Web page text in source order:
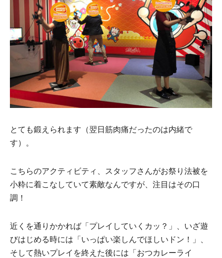
とても鍛えられます（翌日筋肉痛だったのは内緒で
す）。
こちらのアクティビティ、スタッフさんがお祭り法被を
小粋に着こなしていて素敵なんですが、注目はその口
調！
近くを通りかかれば「プレイしていくカッ？」、いざ遊
びはじめる時には「いっぱい楽しんでほしいドン！」、
そして熱いプレイを終えた後には「おつカレーライ